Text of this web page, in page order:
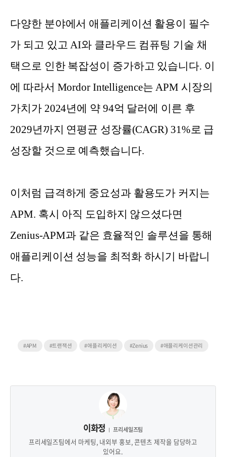
다양한 분야에서 애플리케이션 활용이 필수
가 되고 있고 AI와 클라우드 컴퓨팅 기술 채
택으로 인한 복잡성이 증가하고 있습니다. 이
에 따라서 Mordor Intelligence는 APM 시장의
가치가 2024년에 약 94억 달러에 이른 후
2029년까지 연평균 성장률(CAGR) 31%로 급
성장할 것으로 예측했습니다.
이처럼 급격하게 중요성과 활용도가 커지는
APM. 혹시 아직 도입하지 않으셨다면
Zenius-APM과 같은 효율적인 솔루션을 통해
애플리케이션 성능을 최적화 하시기 바랍니
다.
#APM #트랜잭션 #애플리케이션 #Zenius #애플리케이션관리
이화정 프리세일즈팀
프리세일즈팀에서 마케팅, 내외부 홍보, 콘텐츠 제작을 담당하고
있어요.